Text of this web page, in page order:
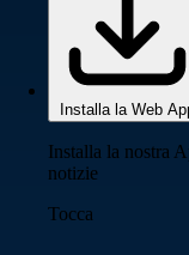
Installa la Web
Installa la nostra
notizie
Tocca